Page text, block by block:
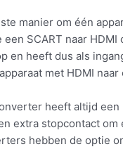
manier om één
een SCART naar
en heeft dus als
met HDMI
heeft altijd
extra stopcontact
hebben de optie